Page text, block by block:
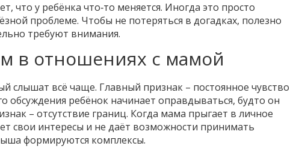
что у ребёнка что‑то меняется. Иногда это просто
проблеме. Чтобы не потеряться в догадках, полезно
требуют внимания.
в отношениях с мамой
слышат всё чаще. Главный признак – постоянное чувство
обсуждения ребёнок начинает оправдываться, будто он
– отсутствие границ. Когда мама прыгает в личное
свои интересы и не даёт возможности принимать
формируются комплексы.